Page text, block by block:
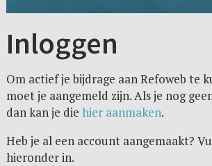
Inloggen
Om actief je bijdrage aan Refoweb te
moet je aangemeld zijn. Als je nog
dan kan je die hier aanmaken.
Heb je al een account aangemaakt?
hieronder in.